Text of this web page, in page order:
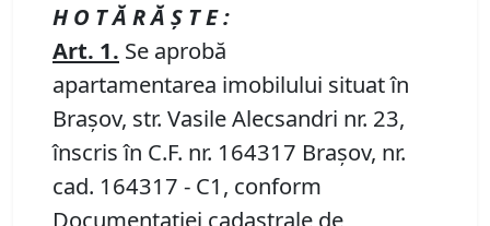
H O T Ă R Ă Ş T E :
Art. 1. Se aprobă
apartamentarea imobilului situat în
Brașov, str. Vasile Alecsandri nr. 23,
înscris în C.F. nr. 164317 Brașov, nr.
cad. 164317 - C1, conform
Documentației cadastrale de